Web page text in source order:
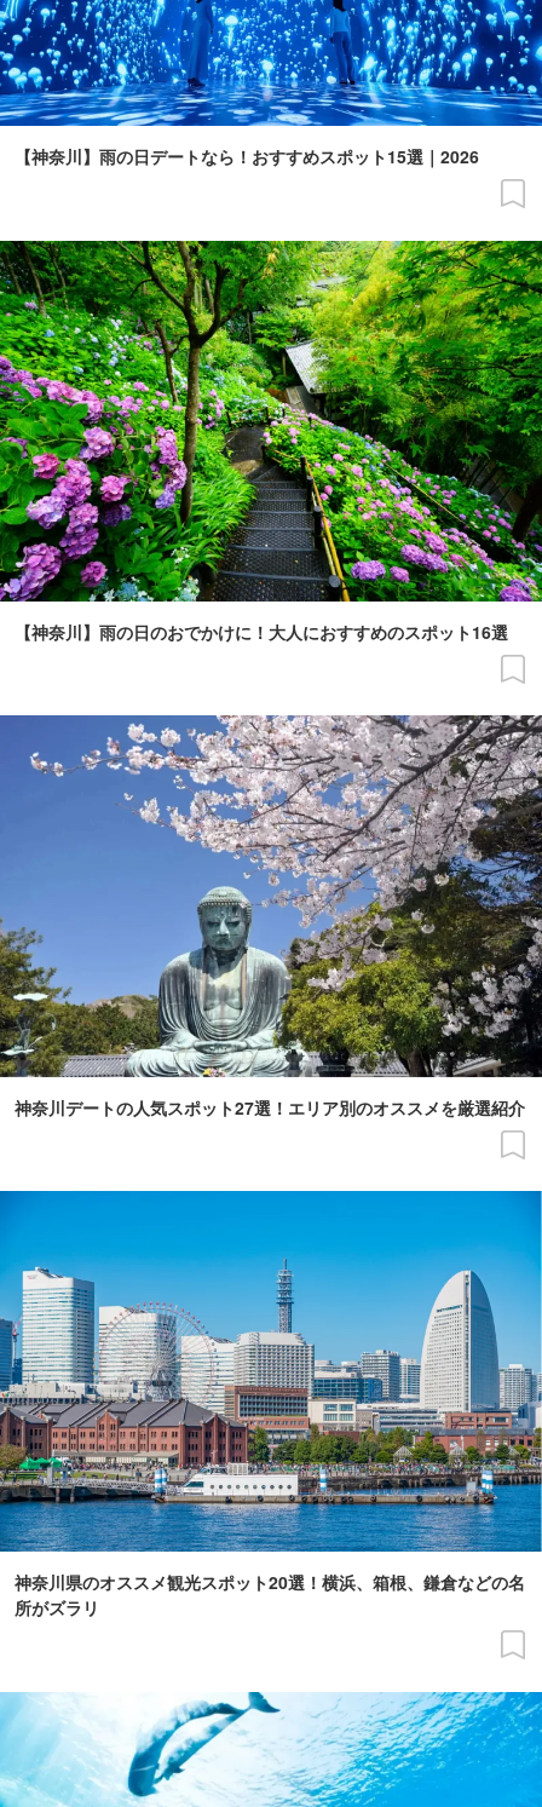
【神奈川】雨の日デートなら！おすすめスポット15選｜2026
【神奈川】雨の日のおでかけに！大人におすすめのスポット16選
神奈川デートの人気スポット27選！エリア別のオススメを厳選紹介
神奈川県のオススメ観光スポット20選！横浜、箱根、鎌倉などの名
所がズラリ